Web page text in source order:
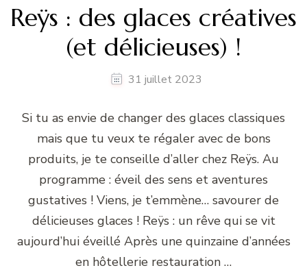
Reÿs : des glaces créatives
(et délicieuses) !
31 juillet 2023
Si tu as envie de changer des glaces classiques
mais que tu veux te régaler avec de bons
produits, je te conseille d’aller chez Reÿs. Au
programme : éveil des sens et aventures
gustatives ! Viens, je t’emmène… savourer de
délicieuses glaces ! Reÿs : un rêve qui se vit
aujourd’hui éveillé Après une quinzaine d’années
en hôtellerie restauration …